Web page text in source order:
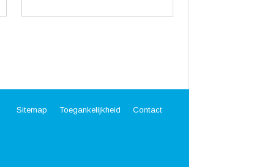
Sitemap Toegankelijkheid Contact